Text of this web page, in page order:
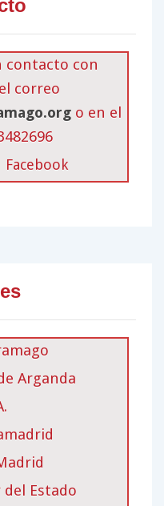
contacto con
correo
o en el
Facebook
Arganda
del Estado